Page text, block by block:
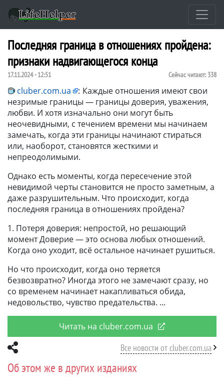
Последняя граница в отношениях пройдена:
признаки надвигающегося конца
17.11.2024 - 12:51 Сейчас читают: 338
cluber.com.ua : Каждые отношения имеют свои
незримые границы — границы доверия, уважения,
любви. И хотя изначально они могут быть
неочевидными, с течением времени мы начинаем
замечать, когда эти границы начинают стираться
или, наоборот, становятся жесткими и
непреодолимыми.
Однако есть моменты, когда пересечение этой
невидимой черты становится не просто заметным, а
даже разрушительным. Что происходит, когда
последняя граница в отношениях пройдена?
1. Потеря доверия: непростой, но решающий
момент Доверие — это основа любых отношений.
Когда оно уходит, всё остальное начинает рушиться.
Но что происходит, когда оно теряется
безвозвратно? Иногда этого не замечают сразу, но
со временем начинает накапливаться обида,
недовольство, чувство предательства.
Читать на cluber.com.ua
Все новости от cluber.com.ua
Об этом же в других изданиях